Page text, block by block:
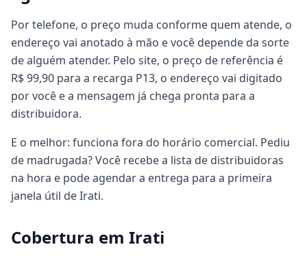
Por telefone, o preço muda conforme quem atende, o
endereço vai anotado à mão e você depende da sorte
de alguém atender. Pelo site, o preço de referência é
R$ 99,90 para a recarga P13, o endereço vai digitado
por você e a mensagem já chega pronta para a
distribuidora.
E o melhor: funciona fora do horário comercial. Pediu
de madrugada? Você recebe a lista de distribuidoras
na hora e pode agendar a entrega para a primeira
janela útil de Irati.
Cobertura em Irati